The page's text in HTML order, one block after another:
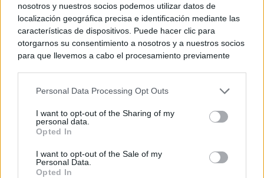
nosotros y nuestros socios podemos utilizar datos de
localización geográfica precisa e identificación mediante las
características de dispositivos. Puede hacer clic para
otorgarnos su consentimiento a nosotros y a nuestros socios
para que llevemos a cabo el procesamiento previamente
negar su consentimiento. Tenga en cuenta que algún
de su consentimiento, pero usted tiene el derecho de
rechazar tal procesamiento. Sus preferencias se aplicarán
cualquier momento entrando de nuevo en este sitio web o
visitando nuestra política de privacidad.
Personal Data Processing Opt Outs
I want to opt-out of the Sharing of my
personal data.
Opted In
I want to opt-out of the Sale of my
Personal Data.
Opted In